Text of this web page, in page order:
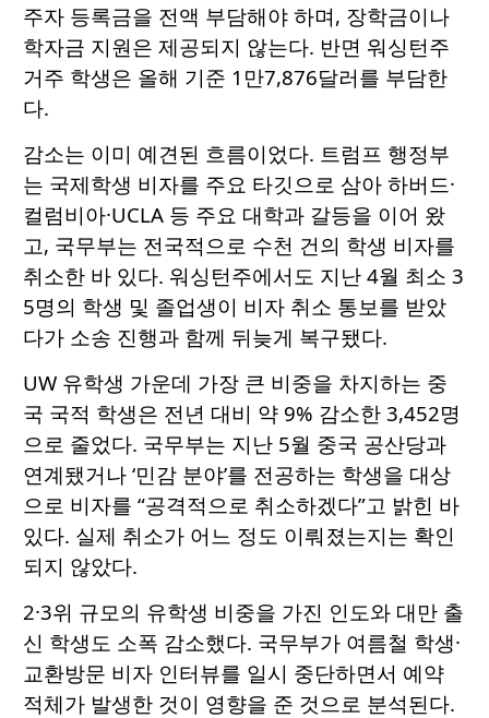
주자 등록금을 전액 부담해야 하며, 장학금이나
학자금 지원은 제공되지 않는다. 반면 워싱턴주
거주 학생은 올해 기준 1만7,876달러를 부담한
다.
감소는 이미 예견된 흐름이었다. 트럼프 행정부
는 국제학생 비자를 주요 타깃으로 삼아 하버드·
컬럼비아·UCLA 등 주요 대학과 갈등을 이어 왔
고, 국무부는 전국적으로 수천 건의 학생 비자를
취소한 바 있다. 워싱턴주에서도 지난 4월 최소 3
5명의 학생 및 졸업생이 비자 취소 통보를 받았
다가 소송 진행과 함께 뒤늦게 복구됐다.
UW 유학생 가운데 가장 큰 비중을 차지하는 중
국 국적 학생은 전년 대비 약 9% 감소한 3,452명
으로 줄었다. 국무부는 지난 5월 중국 공산당과
연계됐거나 ‘민감 분야’를 전공하는 학생을 대상
으로 비자를 “공격적으로 취소하겠다”고 밝힌 바
있다. 실제 취소가 어느 정도 이뤄졌는지는 확인
되지 않았다.
2·3위 규모의 유학생 비중을 가진 인도와 대만 출
신 학생도 소폭 감소했다. 국무부가 여름철 학생·
교환방문 비자 인터뷰를 일시 중단하면서 예약
적체가 발생한 것이 영향을 준 것으로 분석된다.